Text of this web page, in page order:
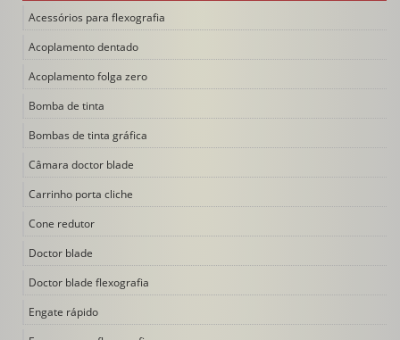
Acessórios para flexografia
Acoplamento dentado
Acoplamento folga zero
Bomba de tinta
Bombas de tinta gráfica
Câmara doctor blade
Carrinho porta cliche
Cone redutor
Doctor blade
Doctor blade flexografia
Engate rápido